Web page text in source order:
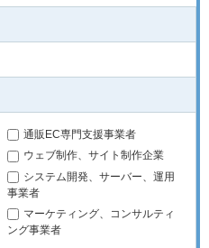
通販EC専門支援事業者
ウェブ制作、サイト制作企業
システム開発、サーバー、運用
事業者
マーケティング、コンサルティ
ング事業者